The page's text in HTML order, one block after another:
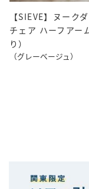
【SIEVE】ヌーク
チェア ハーフアー
り）
（グレーベージュ）